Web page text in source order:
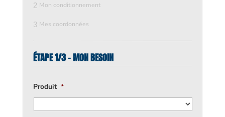
2 Mon conditionnement
3 Mes coordonnées
ÉTAPE 1/3 - MON BESOIN
Produit *